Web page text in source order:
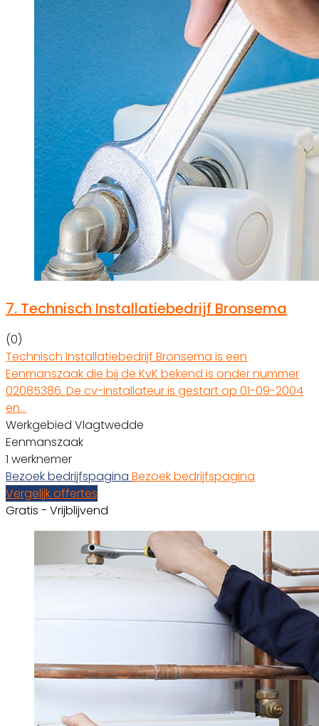
7. Technisch Installatiebedrijf Bronsema
(0)
Technisch Installatiebedrijf Bronsema is een
Eenmanszaak die bij de KvK bekend is onder nummer
02085386. De cv-installateur is gestart op 01-09-2004
en…
Werkgebied Vlagtwedde
Eenmanszaak
1 werknemer
Bezoek bedrijfspagina Bezoek bedrijfspagina
Vergelijk offertes
Gratis - Vrijblijvend